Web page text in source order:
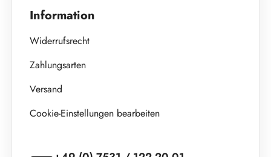
Information
Widerrufsrecht
Zahlungsarten
Versand
Cookie-Einstellungen bearbeiten